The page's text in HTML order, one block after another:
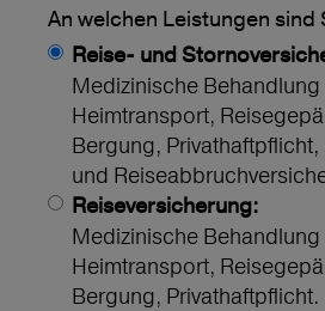
An welchen Leistungen sind
Reise- und
Medizinische Behandlung
Heimtransport,
Bergung,
und
Reiseversicherung:
Medizinische Behandlung
Heimtransport,
Bergung, Privathaftpflicht.